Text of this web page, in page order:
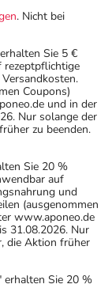
. Nicht bei
Sie 5 €
rezeptpflichtige
Coupons)
und in der
Nur solange der
zu beenden.
Sie 20 %
auf
und
(ausgenommen
www.aponeo.de
31.08.2026. Nur
die Aktion früher
erhalten Sie 20 %